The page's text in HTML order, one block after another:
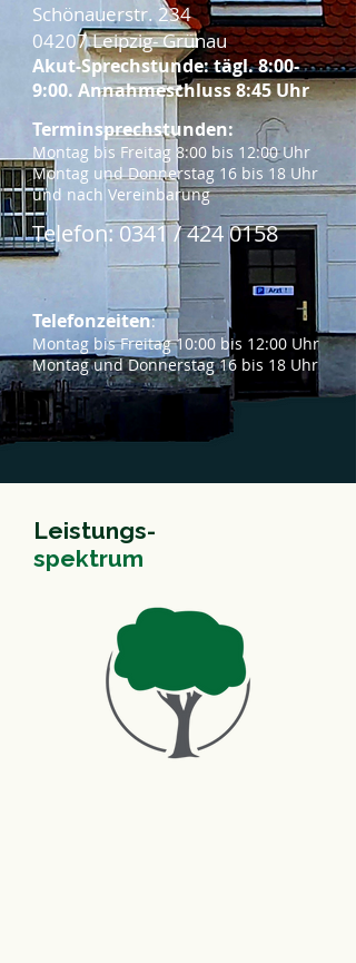
Schönauerstr. 234
04207 Leipzig- Grünau
Akut-Sprechstunde: tägl. 8:00-
9:00. Annahmeschluss 8:45 Uhr
Terminsprechstunden:
Montag bis Freitag 8:00 bis 12:00 Uhr
Montag und Donnerstag 16 bis 18 Uhr
und nach Vereinbarung
Telefon: 0341 /424 0158
Telefonzeiten:
Montag bis Freitag 10:00 bis 12:00 Uhr
Montag und Donnerstag 16 bis 18 Uhr
Leistungs-
spektrum